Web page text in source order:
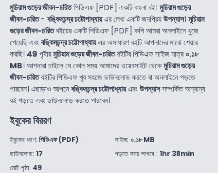
মুচিরাম গুড়ের জীবন-চরিতপিডিএফ [PDF] একটি বাংলা বই। মুচিরাম গুড়ের
জীবন-চরিত- বঙ্কিমচন্দ্র চট্টোপাধ্যায়এর লেখা একটি জনপ্রিয়উপন্যাস। মুচিরাম
গুড়ের জীবন-চরিতবইয়ের একটি পিডিএফ [PDF] কপি আমরা অনলাইনে খুজে
পেয়েছি এবংবঙ্কিমচন্দ্র চট্টোপাধ্যায়এর অসাধারণ বইটি আপনাদের মাঝে শেয়ার
করছি। 49 পৃষ্টারমুচিরাম গুড়ের জীবন-চরিতবইটির পিডিএফ সাইজ মাত্র০.১৮
MB। আপনারা চাইলে যে কোন সময় আমাদের ওয়েবসাইট থেকেমুচিরাম গুড়ের
জীবন-চরিতবইটির পিডিএফ খুব সহজে ডাউনলোড করতে বা অনলাইনে পড়তে
পারবেন। এছাড়াও আপনেবঙ্কিমচন্দ্র চট্টোপাধ্যায়এবংউপন্যাসসম্পর্কিত অন্যান্য
বই পড়তে এবং ডাউনলোড করতে পারবেন।
ইবুকের বিররণ
ইবুকের ধরণ: পিডিএফ (PDF)
ডাউনলোড: 17
মোট পৃষ্ঠা: 49
সাইজ: ০.১৮ MB
পড়তে সময় লাগবে : 1hr 38min